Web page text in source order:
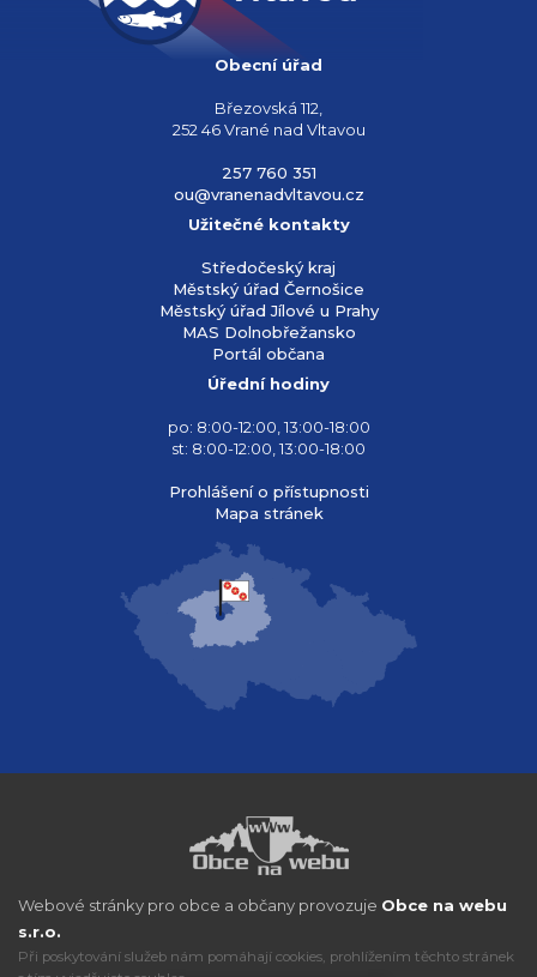
Obecní úřad
Březovská 112,
252 46 Vrané nad Vltavou
257 760 351
ou@vranenadvltavou.cz
Užitečné kontakty
Středočeský kraj
Městský úřad Černošice
Městský úřad Jílové u Prahy
MAS Dolnobřežansko
Portál občana
Úřední hodiny
po: 8:00-12:00, 13:00-18:00
st: 8:00-12:00, 13:00-18:00
Prohlášení o přístupnosti
Mapa stránek
Webové stránky pro obce a občany provozuje Obce na webu
s.r.o.
Při poskytování služeb nám pomáhají cookies, prohlížením těchto stránek